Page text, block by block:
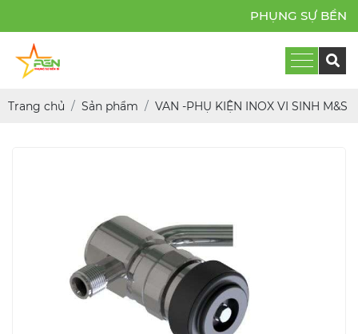
PHỤNG SỰ BỀN BỈ
Trang chủ Sản phẩm VAN -PHỤ KIỆN INOX VI SINH M&S